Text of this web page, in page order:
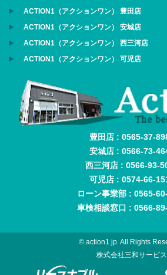
ACTION1（アクションワン） 豊田店
ACTION1（アクションワン） 安城店
ACTION1（アクションワン） 西三河店
ACTION1（アクションワン） 可児店
豊田店 : 0565-37-
安城店 : 0566-73-
西三河店 : 0566-93-
可児店 : 0574-66-
ローン事業部 : 0565-
車検相談窓口 : 0566-
© action1.jp. All Rights
株式会社三和サービス